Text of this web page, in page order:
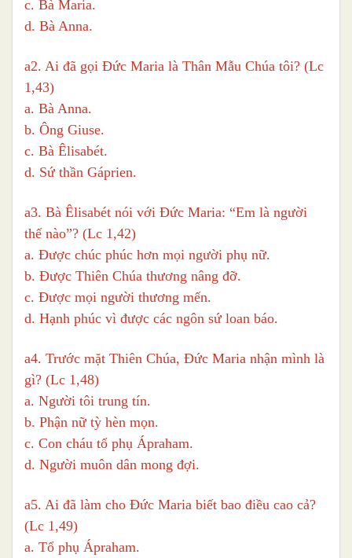
c. Bà Maria.
d. Bà Anna.
a2. Ai đã gọi Đức Maria là Thân Mẫu Chúa tôi? (Lc
1,43)
a. Bà Anna.
b. Ông Giuse.
c. Bà Êlisabét.
d. Sứ thần Gáprien.
a3. Bà Êlisabét nói với Đức Maria: “Em là người
thế nào”? (Lc 1,42)
a. Được chúc phúc hơn mọi người phụ nữ.
b. Được Thiên Chúa thương nâng đỡ.
c. Được mọi người thương mến.
d. Hạnh phúc vì được các ngôn sứ loan báo.
a4. Trước mặt Thiên Chúa, Đức Maria nhận mình là
gì? (Lc 1,48)
a. Người tôi trung tín.
b. Phận nữ tỳ hèn mọn.
c. Con cháu tổ phụ Ápraham.
d. Người muôn dân mong đợi.
a5. Ai đã làm cho Đức Maria biết bao điều cao cả?
(Lc 1,49)
a. Tổ phụ Ápraham.